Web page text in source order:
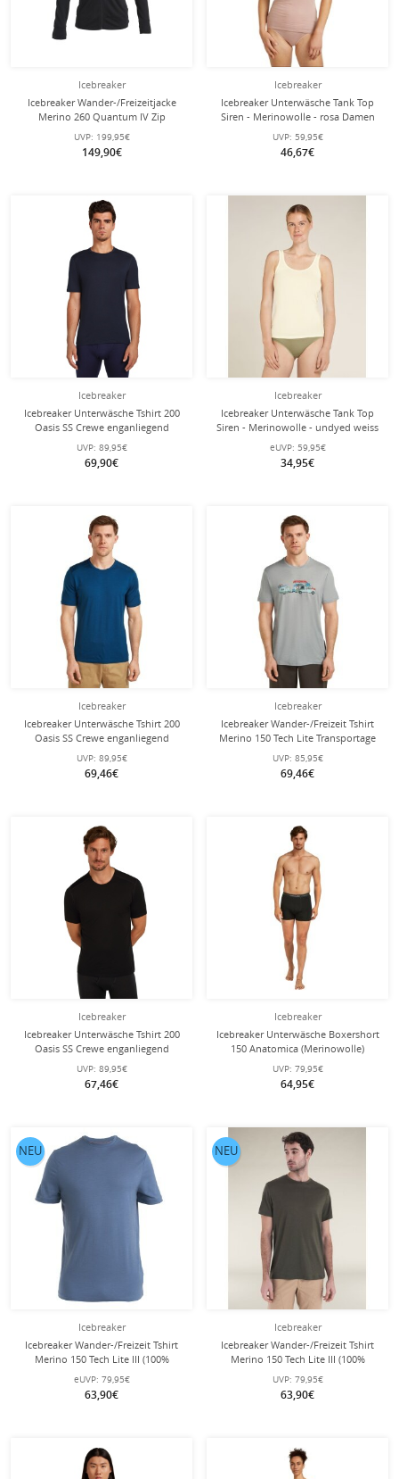
Icebreaker
Icebreaker Wander-/Freizeitjacke
Merino 260 Quantum IV Zip
(Merinowolle) schwarz Herren
UVP: 199,95€
149,90€
Icebreaker
Icebreaker Unterwäsche Tank Top
Siren - Merinowolle - rosa Damen
UVP: 59,95€
46,67€
Icebreaker
Icebreaker Unterwäsche Tshirt 200
Oasis SS Crewe enganliegend
(Merinowolle) navyblau Herren
UVP: 89,95€
69,90€
Icebreaker
Icebreaker Unterwäsche Tank Top
Siren - Merinowolle - undyed weiss
Damen
eUVP: 59,95€
34,95€
Icebreaker
Icebreaker Unterwäsche Tshirt 200
Oasis SS Crewe enganliegend
(Merinowolle) dunkelblau Herren
UVP: 89,95€
69,46€
Icebreaker
Icebreaker Wander-/Freizeit Tshirt
Merino 150 Tech Lite Transportage
(100% Merinowolle) grau Herren
UVP: 85,95€
69,46€
Icebreaker
Icebreaker Unterwäsche Tshirt 200
Oasis SS Crewe enganliegend
(Merinowolle) schwarz Herren
UVP: 89,95€
67,46€
Icebreaker
Icebreaker Unterwäsche Boxershort
150 Anatomica (Merinowolle)
schwarz Herren - 2 Stück
UVP: 79,95€
64,95€
Icebreaker
Icebreaker Wander-/Freizeit Tshirt
Merino 150 Tech Lite III (100%
Merinowolle) blau Herren
eUVP: 79,95€
63,90€
NEU
Icebreaker
Icebreaker Wander-/Freizeit Tshirt
Merino 150 Tech Lite III (100%
Merinowolle) lodengrün Herren
UVP: 79,95€
63,90€
NEU